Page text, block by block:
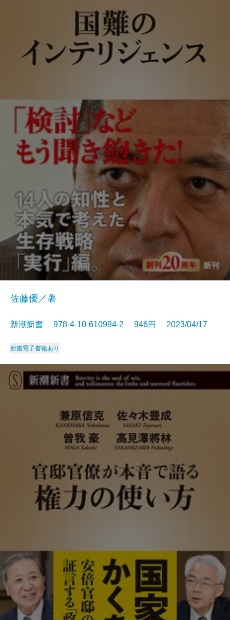
佐藤優／著
新潮新書 978-4-10-610994-2 946円 2023/04/17
新書電子書籍あり